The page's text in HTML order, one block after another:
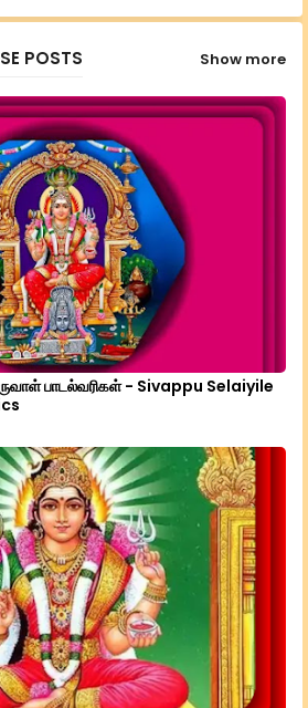
ap
POSTS Show more
பாடல்வரிகள் - Sivappu Selaiyile